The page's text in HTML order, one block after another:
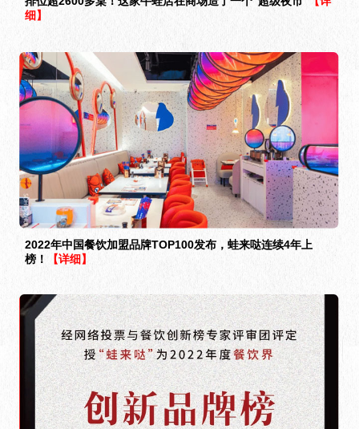
细】
2022年中国餐饮加盟品牌TOP100发布，蛙来哒连续4年上
榜！
【详细】